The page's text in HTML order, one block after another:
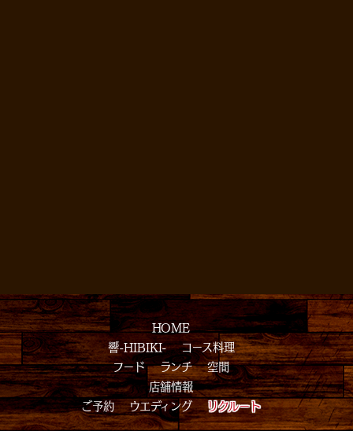
HOME
響-HIBIKI-
コース料理
フード
ランチ
空間
店舗情報
ご予約
ウエディング リクルート